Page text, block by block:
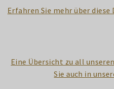
Erfahren Sie mehr über
Eine Übersicht zu all
Sie auch in